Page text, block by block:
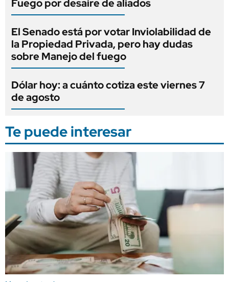
Fuego por desaire de aliados
El Senado está por votar Inviolabilidad de
la Propiedad Privada, pero hay dudas
sobre Manejo del fuego
Dólar hoy: a cuánto cotiza este viernes 7
de agosto
Te puede interesar